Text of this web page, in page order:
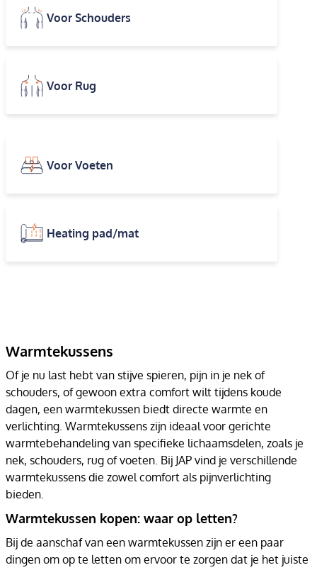
Voor Schouders
Voor Rug
Voor Voeten
Heating pad/mat
Warmtekussens
Of je nu last hebt van stijve spieren, pijn in je nek of
schouders, of gewoon extra comfort wilt tijdens koude
dagen, een warmtekussen biedt directe warmte en
verlichting. Warmtekussens zijn ideaal voor gerichte
warmtebehandeling van specifieke lichaamsdelen, zoals je
nek, schouders, rug of voeten. Bij JAP vind je verschillende
warmtekussens die zowel comfort als pijnverlichting
bieden.
Warmtekussen kopen: waar op letten?
Bij de aanschaf van een warmtekussen zijn er een paar
dingen om op te letten om ervoor te zorgen dat je het juiste